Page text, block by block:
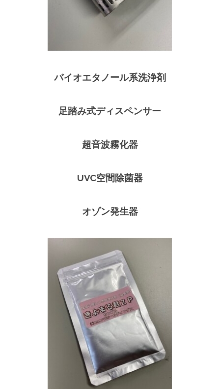
バイオエタノール系洗浄剤
足踏み式ディスペンサー
超音波霧化器
UVC空間除菌器
オゾン発生器